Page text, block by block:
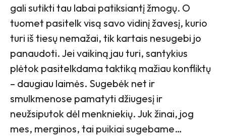
gali sutikti tau labai patiksiantį žmogų. O
tuomet pasitelk visą savo vidinį žavesį, kurio
turi iš tiesų nemažai, tik kartais nesugebi jo
panaudoti. Jei vaikiną jau turi, santykius
plėtok pasitelkdama taktiką mažiau konfliktų
– daugiau laimės. Sugebėk net ir
smulkmenose pamatyti džiugesį ir
neužsiputok dėl menkniekių. Juk žinai, jog
mes, merginos, tai puikiai sugebame…